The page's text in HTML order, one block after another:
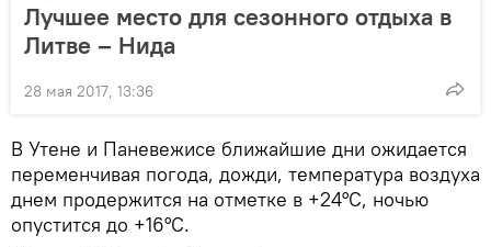
Лучшее место для сезонного отдыха в
Литве – Нида
28 мая 2017, 13:36
В Утене и Паневежисе ближайшие дни ожидается
переменчивая погода, дожди, температура воздуха
днем продержится на отметке в +24°С, ночью
опустится до +16°С.